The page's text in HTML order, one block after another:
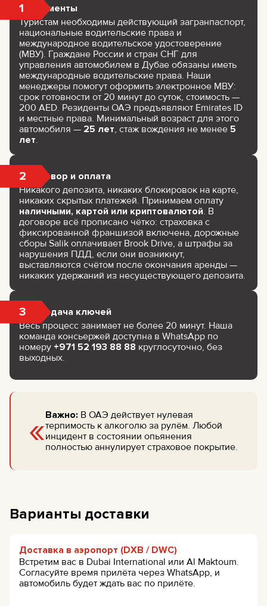
1 Документы
Туристам необходимы действующий загранпаспорт,
национальные водительские права и
международное водительское удостоверение
(МВУ). Граждане России и стран СНГ для
управления автомобилем в Дубае обязаны иметь
международные водительские права. Наши
менеджеры помогут оформить электронное МВУ:
срок готовности от 20 минут до суток, стоимость —
200 AED. Резиденты ОАЭ предъявляют Emirates ID
и местные права. Минимальный возраст для этого
автомобиля — 25 лет, стаж вождения не менее 5
лет.
2 Договор и оплата
Никакого депозита, никаких блокировок на карте,
никаких скрытых платежей. Принимаем оплату
наличными, картой или криптовалютой. В
договоре всё прописано чётко: страховка с
фиксированной франшизой включена, дорожные
сборы Salik оплачивает Brook Drive, а штрафы за
нарушения ПДД, если они возникнут,
выставляются счётом после окончания аренды —
никаких удержаний из несуществующего депозита.
3 Передача ключей
Весь процесс занимает не более 20 минут. Наша
команда консьержей доступна в WhatsApp по
номеру +971 52 193 88 88 круглосуточно, без
выходных.
«Важно: В ОАЭ действует нулевая
терпимость к алкоголю за рулём. Любой
инцидент в состоянии опьянения
полностью аннулирует страховое покрытие.
Варианты доставки
Доставка в аэропорт (DXB / DWC)
Встретим вас в Dubai International или Al Maktoum.
Согласуйте время прилёта через WhatsApp, и
автомобиль будет ждать вас по прилёте.